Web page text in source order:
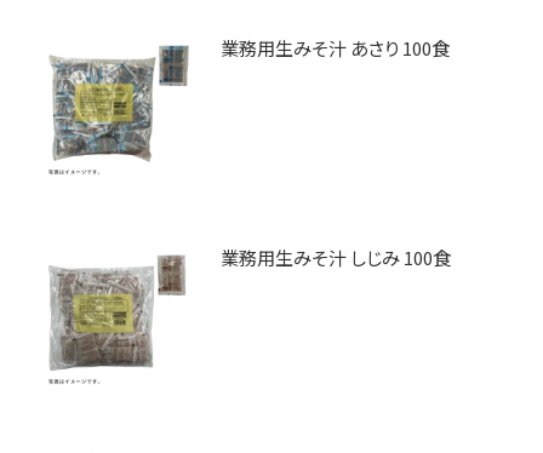
業務用生みそ汁 あさり 100食
業務用生みそ汁 しじみ 100食